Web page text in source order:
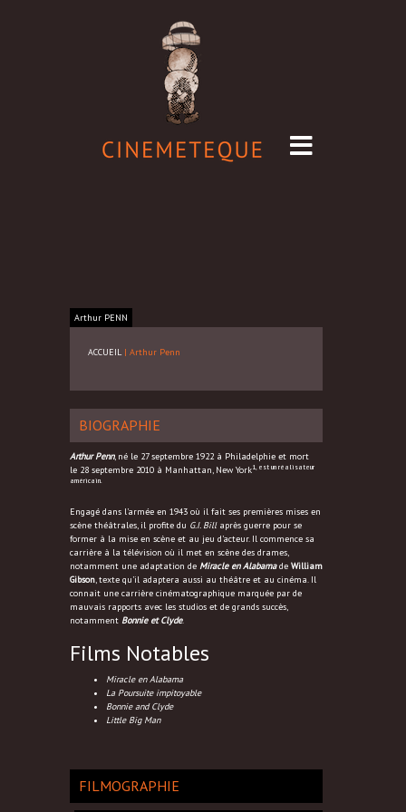
Arthur PENN
ACCUEIL | Arthur Penn
BIOGRAPHIE
Arthur Penn, né le 27 septembre 1922 à Philadelphie et mort
le 28 septembre 2010 à Manhattan, New York1, est un réalisateur
américain.
Engagé dans l’armée en 1943 où il fait ses premières mises en
scène théâtrales, il profite du G.I. Billaprès guerre pour se
former à la mise en scène et au jeu d’acteur. Il commence sa
carrière à la télévision où il met en scène des drames,
notamment une adaptation de Miracle en Alabamade William
Gibson, texte qu’il adaptera aussi au théâtre et au cinéma. Il
connait une carrière cinématographique marquée par de
mauvais rapports avec les studios et de grands succès,
notamment Bonnie et Clyde.
Films Notables
Miracle en Alabama
La Poursuite impitoyable
Bonnie and Clyde
Little Big Man
FILMOGRAPHIE